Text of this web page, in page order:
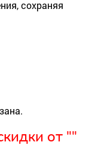
сохраняя
от ""